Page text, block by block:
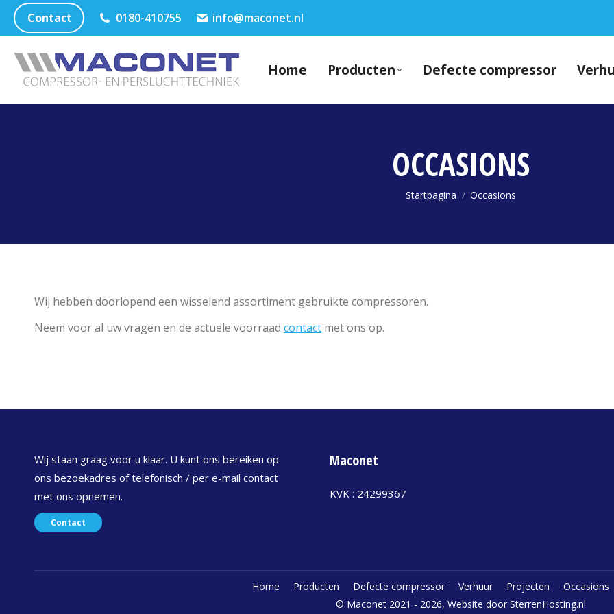
Contact 0180-410755 info@maconet.nl
Home Producten Defecte compressor
OCCASIONS
Je bent hier:
Startpagina Occasions
Wij hebben doorlopend een wisselend assortiment gebruikte compressoren.
Neem voor al uw vragen en de actuele voorraad contact met ons op.
Wij staan graag voor u klaar. U kunt ons bereiken op
ons bezoekadres of telefonisch / per e-mail contact
met ons opnemen.
Contact
Maconet
KVK : 24299367
Home Producten Defecte compressor Verhuur Projecten Occasions
© Maconet 2021 - 2026, Website door SterrenHosting.nl